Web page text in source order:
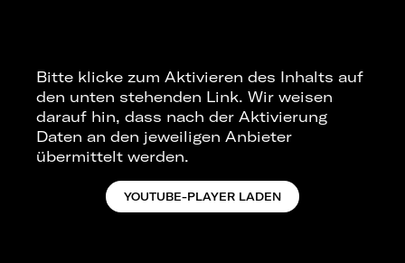
Bitte klicke zum Aktivieren des Inhalts auf
den unten stehenden Link. Wir weisen
darauf hin, dass nach der Aktivierung
Daten an den jeweiligen Anbieter
übermittelt werden.
YOUTUBE-PLAYER LADEN